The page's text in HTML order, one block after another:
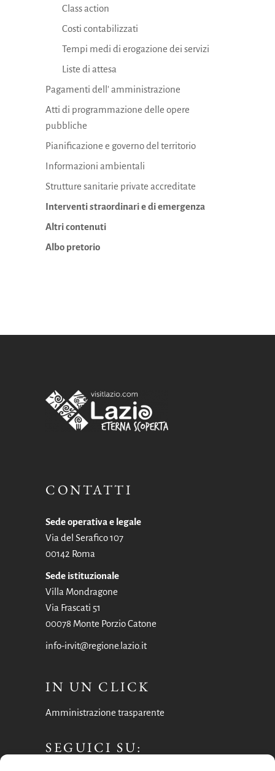
Class action
Costi contabilizzati
Tempi medi di erogazione dei servizi
Liste di attesa
Pagamenti dell' amministrazione
Atti di programmazione delle opere
pubbliche
Pianificazione e governo del territorio
Informazioni ambientali
Strutture sanitarie private accreditate
Interventi straordinari e di emergenza
Altri contenuti
Albo pretorio
CONTATTI
Sede operativa e legale
Via del Serafico 107
00142 Roma
Sede istituzionale
Villa Mondragone
Via Frascati 51
00078 Monte Porzio Catone
info-irvit@regione.lazio.it
IN UN CLICK
Amministrazione trasparente
SEGUICI SU: